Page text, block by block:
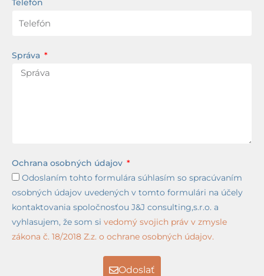
Telefón
Správa
Ochrana osobných údajov
Odoslaním tohto formulára súhlasím so spracúvaním
osobných údajov uvedených v tomto formulári na účely
kontaktovania spoločnosťou J&J consulting,s.r.o. a
vyhlasujem, že som si vedomý svojich práv v zmysle
zákona č. 18/2018 Z.z. o ochrane osobných údajov.
Odoslať